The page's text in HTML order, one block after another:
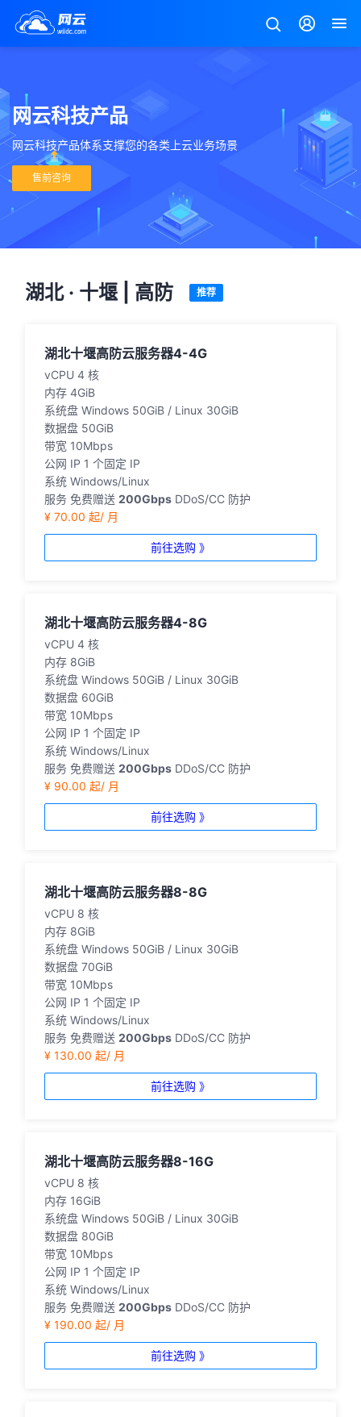
网云科技产品
网云科技产品体系支撑您的各类上云业务场景
售前咨询
湖北 · 十堰 | 高防 推荐
湖北十堰高防云服务器4-4G
vCPU 4 核
内存 4GiB
系统盘 Windows 50GiB / Linux 30GiB
数据盘 50GiB
带宽 10Mbps
公网 IP 1 个固定 IP
系统 Windows/Linux
服务 免费赠送 200Gbps DDoS/CC 防护
¥ 70.00 起/ 月
前往选购 》
湖北十堰高防云服务器4-8G
vCPU 4 核
内存 8GiB
系统盘 Windows 50GiB / Linux 30GiB
数据盘 60GiB
带宽 10Mbps
公网 IP 1 个固定 IP
系统 Windows/Linux
服务 免费赠送 200Gbps DDoS/CC 防护
¥ 90.00 起/ 月
前往选购 》
湖北十堰高防云服务器8-8G
vCPU 8 核
内存 8GiB
系统盘 Windows 50GiB / Linux 30GiB
数据盘 70GiB
带宽 10Mbps
公网 IP 1 个固定 IP
系统 Windows/Linux
服务 免费赠送 200Gbps DDoS/CC 防护
¥ 130.00 起/ 月
前往选购 》
湖北十堰高防云服务器8-16G
vCPU 8 核
内存 16GiB
系统盘 Windows 50GiB / Linux 30GiB
数据盘 80GiB
带宽 10Mbps
公网 IP 1 个固定 IP
系统 Windows/Linux
服务 免费赠送 200Gbps DDoS/CC 防护
¥ 190.00 起/ 月
前往选购 》